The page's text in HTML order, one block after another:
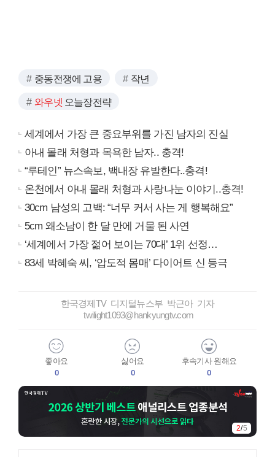
중동전쟁에 고용 작년
와우넷 오늘장전략
세계에서 가장 큰 중요부위를 가진 남자의 진실
아내 몰래 처형과 목욕한 남자.. 충격!
“루테인” 뉴스속보, 백내장 유발한다..충격!
온천에서 아내 몰래 처형과 사랑나눈 이야기..충격!
30cm 남성의 고백: “너무 커서 사는 게 행복해요”
5cm 왜소남이 한 달 만에 거물 된 사연
‘세계에서 가장 젊어 보이는 70대’ 1위 선정…
83세 박혜숙 씨, ‘압도적 몸매’ 다이어트 신 등극
한국경제TV 디지털뉴스부 박근아 기자
twilight1093@hankyungtv.com
좋아요
0
싫어요
0
후속기사 원해요
0
2/5